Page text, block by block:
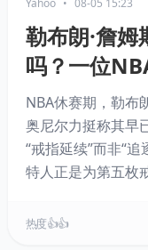
Yahoo • 08-05 15:23
勒布朗·詹
吗？一位
驳
NBA休赛期，勒布
奥尼尔力挺称其早
“戒指延续”而非“
特人正是为第五枚
易，加盟强队并非
热度 👍👍